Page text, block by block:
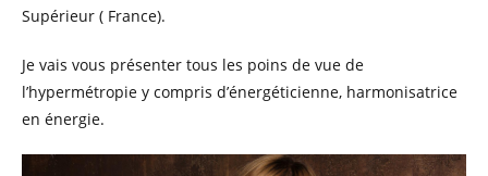
Supérieur ( France).
Je vais vous présenter tous les poins de vue de
l’hypermétropie y compris d’énergéticienne, harmonisatrice
en énergie.